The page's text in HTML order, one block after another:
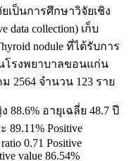
เป็นการศึกษาวิจัยเชิง
data collection) เก็บ
nodule ที่ได้รับการ
โรงพยาบาลขอนแก่น
2564 จำนวน 123 ราย
อายุเฉลี่ย 48.7 ปี
Positive
0.71 Positive
value 86.54%